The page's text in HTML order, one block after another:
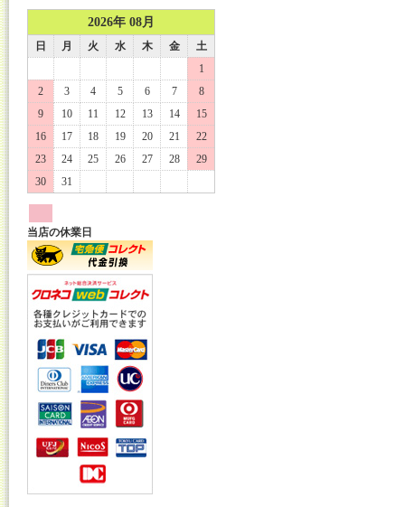
2026年 08月
日 月 火 水 木 金
土
1
2
3 4 5 6 7
8
9
10 11 12 13 14
15
16
17 18 19 20 21
22
23
24 25 26 27 28
29
30
31
当店の休業日